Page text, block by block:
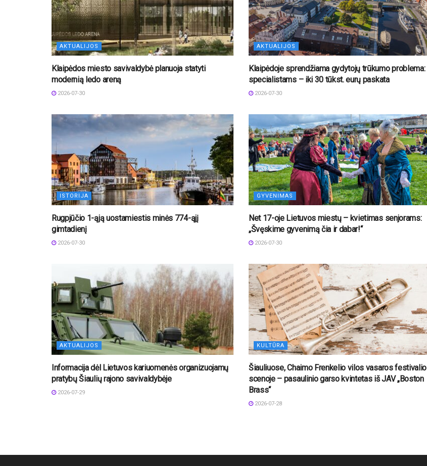
AKTUALIJOS
Klaipėdos miesto savivaldybė planuoja statyti
modernią ledo areną
2026-07-30
AKTUALIJOS
Klaipėdoje sprendžiama gydytojų trūkumo problema:
specialistams – iki 30 tūkst. eurų paskata
2026-07-30
ISTORIJA
Rugpjūčio 1-ąją uostamiestis minės 774-ąjį
gimtadienį
2026-07-30
GYVENIMAS
Net 17-oje Lietuvos miestų – kvietimas senjorams:
„Švęskime gyvenimą čia ir dabar!“
2026-07-30
AKTUALIJOS
Informacija dėl Lietuvos kariuomenės organizuojamų
pratybų Šiaulių rajono savivaldybėje
2026-07-29
KULTŪRA
Šiauliuose, Chaimo Frenkelio vilos vasaros festivalio
scenoje – pasaulinio garso kvintetas iš JAV „Boston
Brass“
2026-07-28